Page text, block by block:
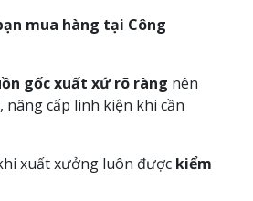
mua hàng tại Công
gốc xuất xứ rõ ràng nên
nâng cấp linh kiện khi cần
xuất xưởng luôn được kiểm